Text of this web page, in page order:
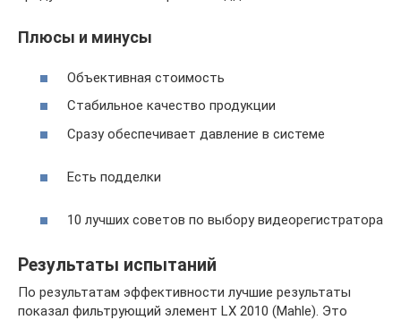
Плюсы и минусы
Объективная стоимость
Стабильное качество продукции
Сразу обеспечивает давление в системе
Есть подделки
10 лучших советов по выбору видеорегистратора
Результаты испытаний
По результатам эффективности лучшие результаты
показал фильтрующий элемент LX 2010 (Mahle). Это